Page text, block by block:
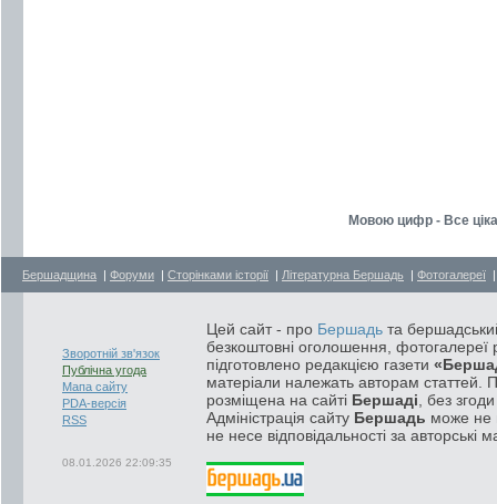
Мовою цифр - Все
Бершадщина | Форуми | Сторінками історії | Літературна Бершадь | Фотогалереї
Зворотній зв'язок
Публічна угода
Мапа сайту
PDA-версія
RSS
08.01.2026 22:09:35
Цей сайт - про Бершадь та
безкоштовні оголошення, фотогалереї
підготовлено редакцією газети
матеріали належать авторам статтей.
розміщена на сайті Бершаді , без
Адміністрація сайту Бершадь може не
не несе відповідальності за авторські